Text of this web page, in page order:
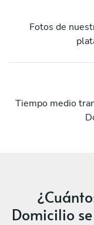
Fotos de
Tiempo medio
Domicilio